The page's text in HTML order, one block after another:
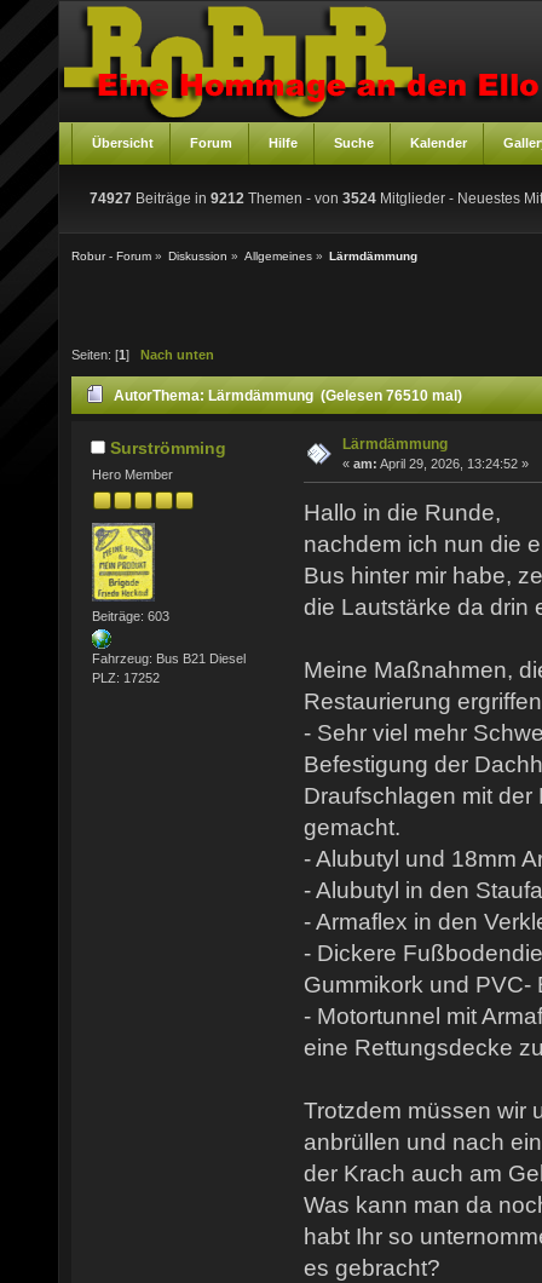
Übersicht Forum Hilfe Suche Kalender
74927 Beiträge in 9212 Themen - von 3524 Mitglieder - Neuestes
Robur - Forum » Diskussion » Allgemeines » Lärmdämmung
Seiten: [1 ] Nach unten
AutorThema: Lärmdämmung (Gelesen 76510 mal)
Surströmming
Hero Member
Beiträge: 603
Fahrzeug: Bus B21 Diesel
PLZ: 17252
Lärmdämmung
« am: April 29, 2026, 13:24:52 »
Hallo in die Runde,
nachdem ich nun die
Bus hinter mir habe,
die Lautstärke da drin
Meine Maßnahmen,
Restaurierung
- Sehr viel mehr
Befestigung der
Draufschlagen mit
gemacht.
- Alubutyl und 18mm
- Alubutyl in den
- Armaflex in den
- Dickere
Gummikork und PVC-
- Motortunnel mit
eine Rettungsdecke
Trotzdem müssen wir
anbrüllen und nach
der Krach auch am
Was kann man da
habt Ihr so
es gebracht?